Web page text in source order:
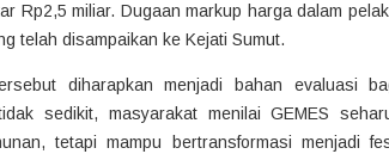
Rp2,5 miliar. Dugaan markup harga dalam
telah disampaikan ke Kejati Sumut.
diharapkan menjadi bahan evaluasi
sedikit, masyarakat menilai GEMES
tetapi mampu bertransformasi menjadi